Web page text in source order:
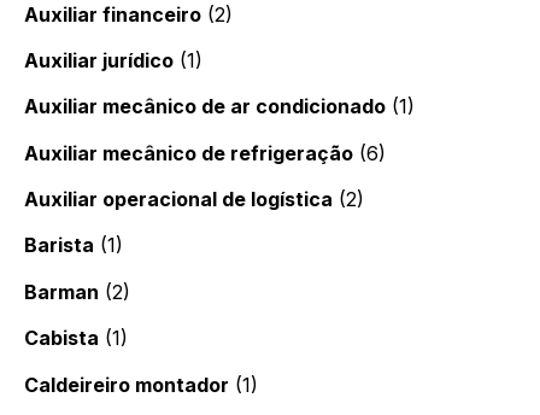
Auxiliar financeiro (2)
Auxiliar jurídico (1)
Auxiliar mecânico de ar condicionado (1)
Auxiliar mecânico de refrigeração (6)
Auxiliar operacional de logística (2)
Barista (1)
Barman (2)
Cabista (1)
Caldeireiro montador (1)